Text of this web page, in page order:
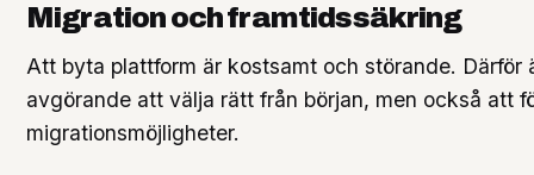
Migration och framtidssäkring
Att byta plattform är kostsamt och störande. Därför
avgörande att välja rätt från början, men också att
migrationsmöjligheter.